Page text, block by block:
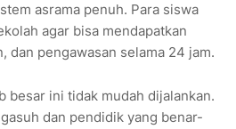
asrama penuh. Para siswa
agar bisa mendapatkan
dan pengawasan selama 24 jam.
besar ini tidak mudah dijalankan.
dan pendidik yang benar-